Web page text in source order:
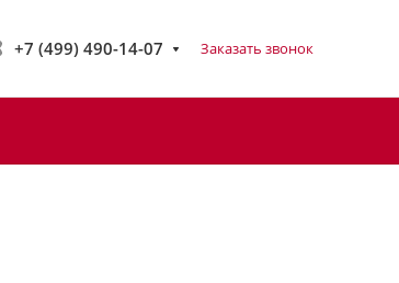
+7 (499) 490-14-07 Заказать звонок